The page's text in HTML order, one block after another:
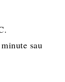
sau